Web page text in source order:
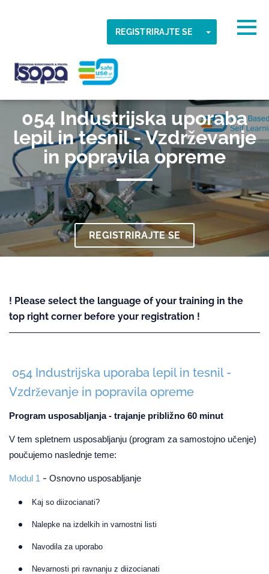
REGISTRIRAJTE SE TOGGLE
ISOPA-AISBL
054 Industrijska uporaba
lepil in tesnil - Vzdrževanje
in popravila opreme
REGISTRIRAJTE SE
! Please select the language of your training in the
top right corner before your registration !
054 Industrijska uporaba lepil in tesnil -
Vzdrževanje in popravila opreme
Program usposabljanja - trajanje približno 60 minut
V tem spletnem usposabljanju (program za samostojno učenje)
poučujemo naslednje teme:
Modul 1 - Osnovno usposabljanje
Kaj so diizocianati?
Nalepke na izdelkih in varnostni listi
Navodila za uporabo
Nevarnosti pri ravnanju z diizocianati